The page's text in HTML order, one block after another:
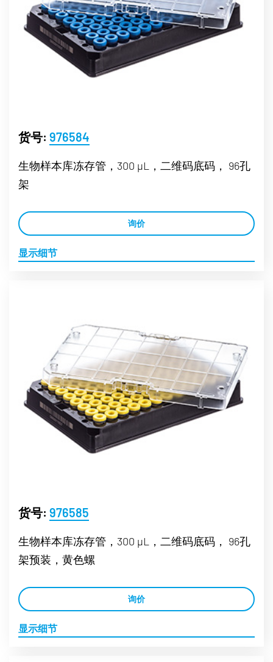
货号: 976584
生物样本库冻存管，300 µL，二维码底码， 96孔
架
询价
显示细节
货号: 976585
生物样本库冻存管，300 µL，二维码底码， 96孔
架预装，黄色螺
询价
显示细节